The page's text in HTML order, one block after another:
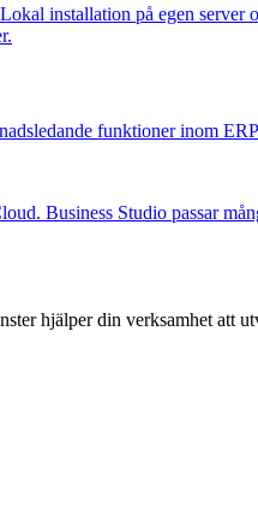
installation på egen
funktioner inom
Business Studio passar
hjälper din verksamhet att